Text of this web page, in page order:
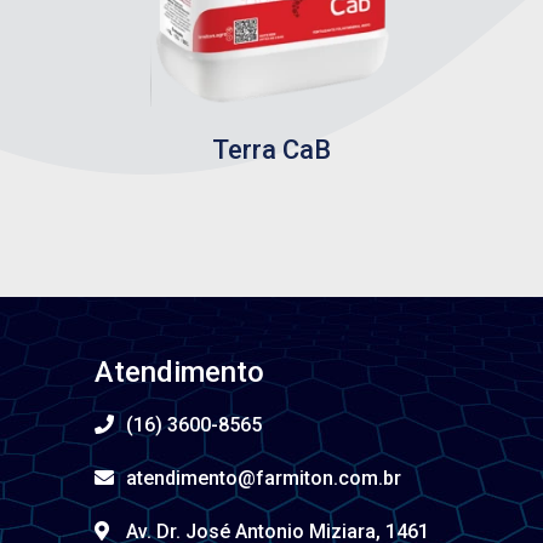
Terra CaB
Atendimento
(16) 3600-8565
atendimento@farmiton.com.br
Av. Dr. José Antonio Miziara, 1461